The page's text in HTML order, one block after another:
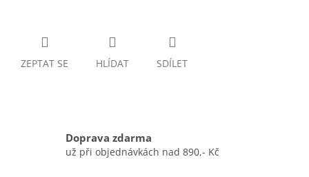
ZEPTAT SE HLÍDAT SDÍLET
Doprava zdarma
už při objednávkách nad 890,- Kč